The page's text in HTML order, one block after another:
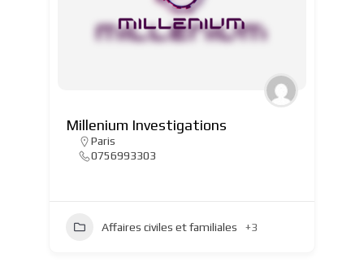
Millenium Investigations
Paris
0756993303
Affaires civiles et familiales +3